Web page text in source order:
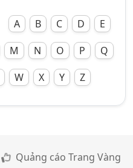
A B C D
E
M N O P
Q
W X Y Z
Quảng cáo Trang Vàng